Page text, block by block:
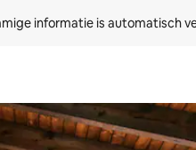
informatie is automatisch